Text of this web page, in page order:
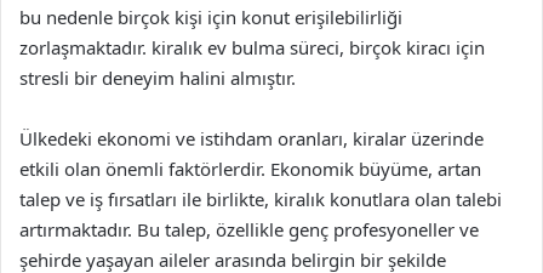
bu nedenle birçok kişi için konut erişilebilirliği
zorlaşmaktadır. kiralık ev bulma süreci, birçok kiracı için
stresli bir deneyim halini almıştır.
Ülkedeki ekonomi ve istihdam oranları, kiralar üzerinde
etkili olan önemli faktörlerdir. Ekonomik büyüme, artan
talep ve iş fırsatları ile birlikte, kiralık konutlara olan talebi
artırmaktadır. Bu talep, özellikle genç profesyoneller ve
şehirde yaşayan aileler arasında belirgin bir şekilde